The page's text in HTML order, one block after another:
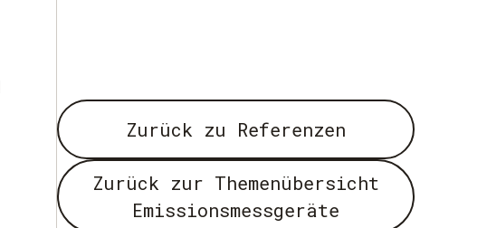
Zurück zu Referenzen
Zurück zur Themenübersicht
Emissionsmessgeräte